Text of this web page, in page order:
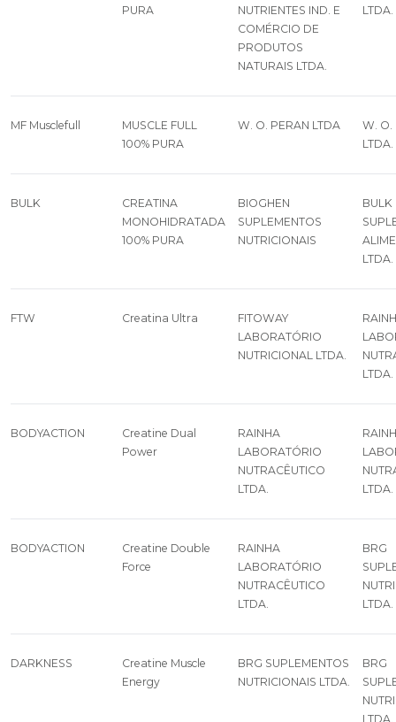
PURA
NUTRIENTES IND. E
COMÉRCIO DE
PRODUTOS
NATURAIS LTDA.
LTDA.
MF Musclefull
MUSCLE FULL
100% PURA
W. O. PERAN LTDA
W. O.
LTDA.
BULK
CREATINA
MONOHIDRATADA
100% PURA
BIOGHEN
SUPLEMENTOS
NUTRICIONAIS
BULK
LTDA.
FTW Creatina Ultra
FITOWAY
LABORATÓRIO
NUTRICIONAL LTDA.
LTDA.
BODYACTION
Creatine Dual
Power
RAINHA
LABORATÓRIO
NUTRACÊUTICO
LTDA.
LTDA.
BODYACTION
Creatine Double
Force
RAINHA
LABORATÓRIO
NUTRACÊUTICO
LTDA.
BRG
LTDA.
DARKNESS
Creatine Muscle
Energy
BRG SUPLEMENTOS
NUTRICIONAIS LTDA.
BRG
LTDA.